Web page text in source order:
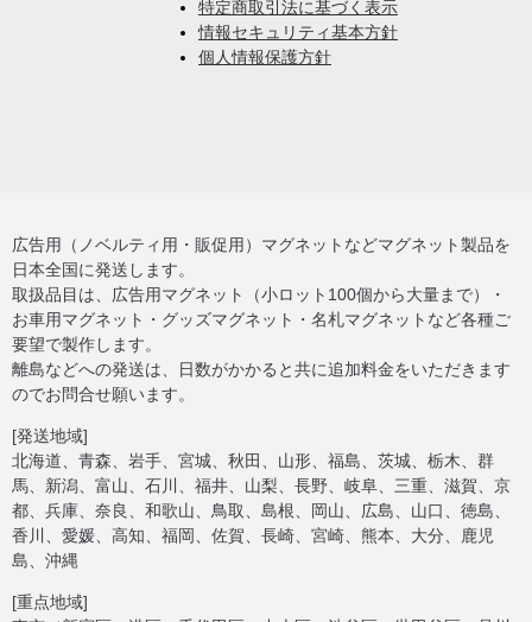
特定商取引法に基づく表示
情報セキュリティ基本方針
個人情報保護方針
広告用（ノベルティ用・販促用）マグネットなどマグネット製品を
日本全国に発送します。
取扱品目は、広告用マグネット（小ロット100個から大量まで）・
お車用マグネット・グッズマグネット・名札マグネットなど各種ご
要望で製作します。
離島などへの発送は、日数がかかると共に追加料金をいただきます
のでお問合せ願います。
[発送地域]
北海道、青森、岩手、宮城、秋田、山形、福島、茨城、栃木、群
馬、新潟、富山、石川、福井、山梨、長野、岐阜、三重、滋賀、京
都、兵庫、奈良、和歌山、鳥取、島根、岡山、広島、山口、徳島、
香川、愛媛、高知、福岡、佐賀、長崎、宮崎、熊本、大分、鹿児
島、沖縄
[重点地域]